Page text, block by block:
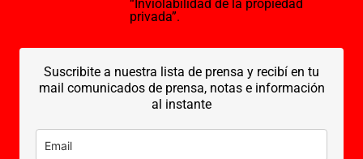
“Inviolabilidad de la propiedad
privada”.
Suscribite a nuestra lista de prensa y recibí en tu
mail comunicados de prensa, notas e información
al instante